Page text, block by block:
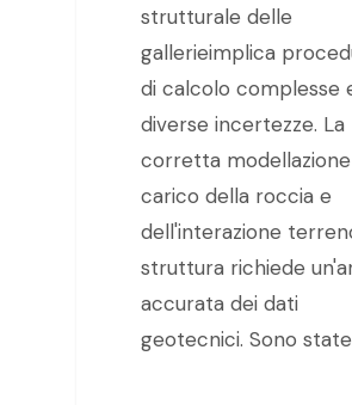
strutturale delle
gallerieimplica
di calcolo complesse
diverse incertezze. La
corretta
carico della roccia e
dell'interazione
struttura richiede
accurata dei dati
geotecnici. Sono